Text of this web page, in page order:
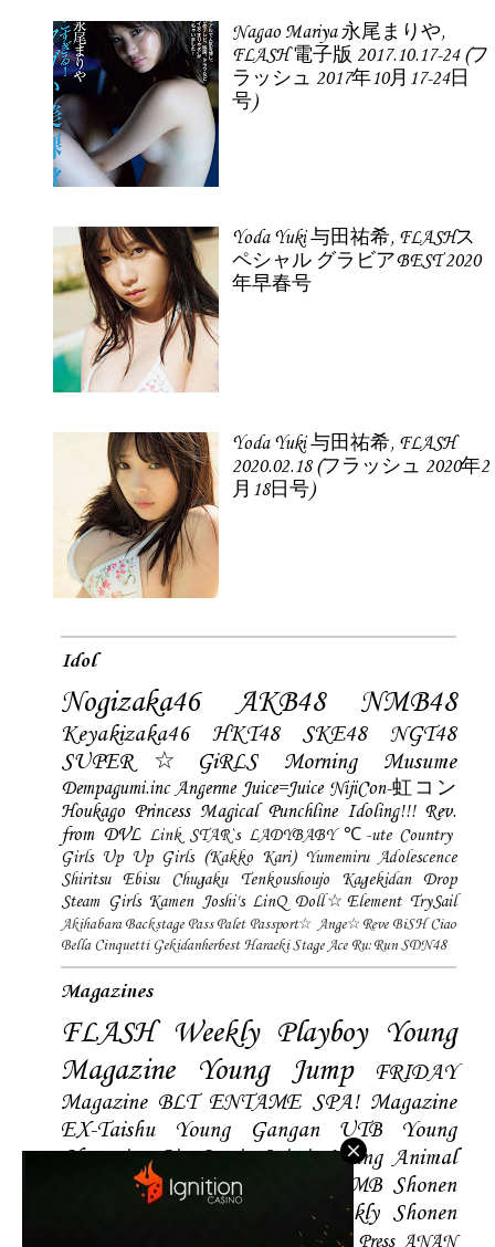
Nagao Mariya 永尾まりや,
FLASH 電子版 2017.10.17-24 (フ
ラッシュ 2017年10月17-24日
号)
Yoda Yuki 与田祐希, FLASHス
ペシャル グラビアBEST 2020
年早春号
Yoda Yuki 与田祐希, FLASH
2020.02.18 (フラッシュ 2020年2
月18日号)
Idol
Nogizaka46 AKB48 NMB48
Keyakizaka46 HKT48 SKE48
NGT48
SUPER☆GiRLS
Morning Musume
Dempagumi.inc Angerme Juice=Juice NijiCon-虹コン
Houkago Princess Magical Punchline Idoling!!! Rev.
from DVL Link STAR`s LADYBABY ℃-ute Country
Girls Up Up Girls (Kakko Kari) Yumemiru Adolescence
Shiritsu Ebisu Chugaku
Tenkoushoujo Kagekidan
Drop
Steam Girls Kamen Joshi's LinQ Doll☆Element TrySail
Akihabara Backstage Pass Palet Passport☆ Ange☆Reve BiSH Ciao
Bella Cinquetti Gekidanherbest Haraeki Stage Ace Ru:Run SDN48
Magazines
FLASH Weekly Playboy Young
Magazine
Young Jump
FRIDAY
Magazine BLT ENTAME SPA! Magazine
EX-Taishu
Young Gangan UTB
Young
Champion Big Comic Spirtis Young Animal
Shonen Magazine BUBKA BOMB Shonen
Champion
Weekly Shonen
Hustle Press ANAN